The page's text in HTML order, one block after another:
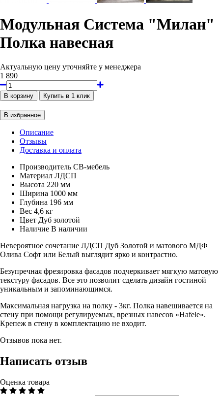
Модульная Система "Милан"
Полка навесная
Актуальную цену уточняйте у менеджера
1 890
Описание
Отзывы
Доставка и оплата
Производитель СВ-мебель
Материал ЛДСП
Высота 220 мм
Ширина 1000 мм
Глубина 196 мм
Вес 4,6 кг
Цвет Дуб золотой
Наличие В наличии
Невероятное сочетание ЛДСП Дуб Золотой и матового МДФ
Олива Софт или Белый выглядит ярко и контрастно.
Безупречная фрезировка фасадов подчеркивает мягкую матовую
текстуру фасадов. Все это позволит сделать дизайн гостиной
уникальным и запоминающимся.
Максимальная нагрузка на полку - 3кг. Полка навешивается на
стену при помощи регулируемых, врезных навесов «Hafele».
Крепеж в стену в комплектацию не входит.
Отзывов пока нет.
Написать отзыв
Оценка товара